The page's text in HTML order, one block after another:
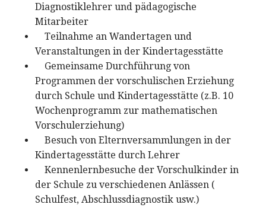
Diagnostiklehrer und pädagogische
Mitarbeiter
Teilnahme an Wandertagen und
Veranstaltungen in der Kindertagesstätte
Gemeinsame Durchführung von
Programmen der vorschulischen Erziehung
durch Schule und Kindertagesstätte (z.B. 10
Wochenprogramm zur mathematischen
Vorschulerziehung)
Besuch von Elternversammlungen in der
Kindertagesstätte durch Lehrer
Kennenlernbesuche der Vorschulkinder in
der Schule zu verschiedenen Anlässen (
Schulfest, Abschlussdiagnostik usw.)